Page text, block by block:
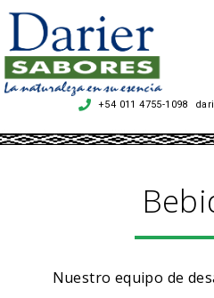
+54 011 4755-1098
.
Nuestro equipo de